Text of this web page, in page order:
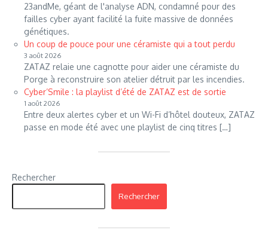
23andMe, géant de l'analyse ADN, condamné pour des
failles cyber ayant facilité la fuite massive de données
génétiques.
Un coup de pouce pour une céramiste qui a tout perdu
3 août 2026
ZATAZ relaie une cagnotte pour aider une céramiste du
Porge à reconstruire son atelier détruit par les incendies.
Cyber’Smile : la playlist d’été de ZATAZ est de sortie
1 août 2026
Entre deux alertes cyber et un Wi-Fi d’hôtel douteux, ZATAZ
passe en mode été avec une playlist de cinq titres […]
Rechercher
Rechercher